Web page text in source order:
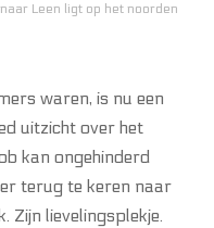
Leen ligt op het noorden
waren, is nu een
uitzicht over het
kan ongehinderd
terug te keren naar
Zijn lievelingsplekje.